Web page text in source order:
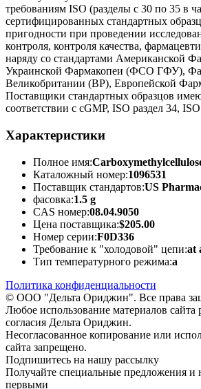
требованиям ISO (разделы с 30 по 35 в
сертифицированных стандартных
пригодности при проведении
контроля, контроля качества,
наряду со стандартами Американской
Украинской Фармакопеи (ФСО ГФУ),
Великобритании (BP), Европейской
Поставщики стандартных образцов
соответствии с cGMP, ISO раздел 34,
Характеристики
Полное имя:
Каталожный номер:1096531
Поставщик стандартов:US
фасовка:1.5 g
CAS номер:08.04.9050
Цена поставщика:$205.00
Номер серии:F0D336
Требование к "холодовой" цепи:at
Тип температурного режима:a
Политика конфиденциальности
© ООО "Дельта Ориджин". Все права
Любое использование материалов сайта
согласия Дельта Ориджин.
Несогласованное копирование или
сайта запрещено.
Подпишитесь на нашу рассылку
Получайте специальные предложения и
первыми